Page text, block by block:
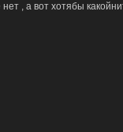
, а вот хотябы